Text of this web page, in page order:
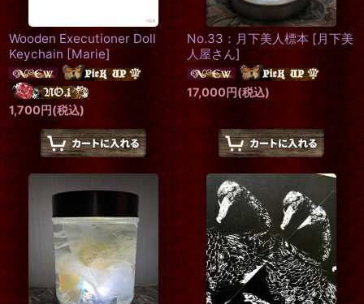
Wooden Executioner Doll
Keychain [Marie]
1,700円(税込)
No.33：月下美人標本 [月下美
人屋さん]
17,000円(税込)